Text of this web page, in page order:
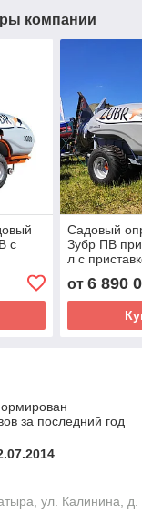
компании
с
2К,
Садовый
Зубр ПВ
л с
от 6 890
за последний год
ул. Калинина,